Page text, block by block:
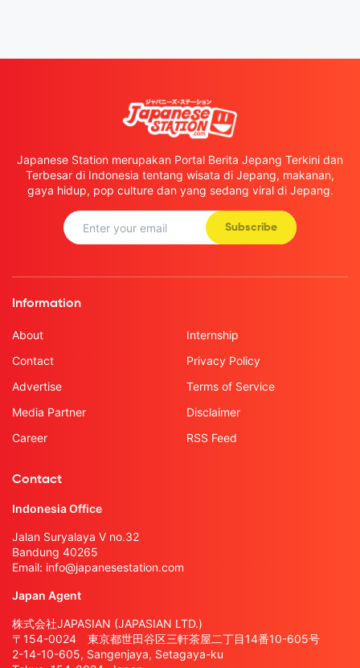
Japanese Station merupakan Portal Berita Jepang Terkini dan
Terbesar di Indonesia tentang wisata di Jepang, makanan,
gaya hidup, pop culture dan yang sedang viral di Jepang.
Subscribe
Information
About
Contact
Advertise
Media Partner
Career
Internship
Privacy Policy
Terms of Service
Disclaimer
RSS Feed
Contact
Indonesia Office
Jalan Suryalaya V no.32
Bandung 40265
Email: info@japanesestation.com
Japan Agent
株式会社JAPASIAN (JAPASIAN LTD.)
〒154-0024 東京都世田谷区三軒茶屋二丁目14番10-605号
2-14-10-605, Sangenjaya, Setagaya-ku